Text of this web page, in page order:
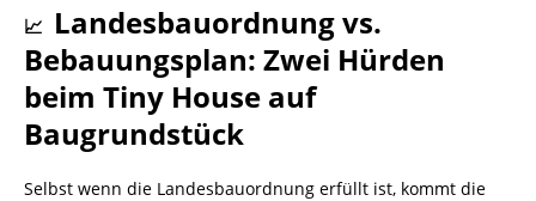
📈 Landesbauordnung vs.
Bebauungsplan: Zwei Hürden
beim Tiny House auf
Baugrundstück
Selbst wenn die Landesbauordnung erfüllt ist, kommt die